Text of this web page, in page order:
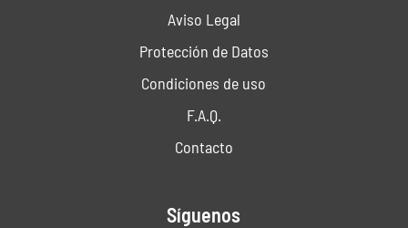
Aviso Legal
Protección de Datos
Condiciones de uso
F.A.Q.
Contacto
Síguenos